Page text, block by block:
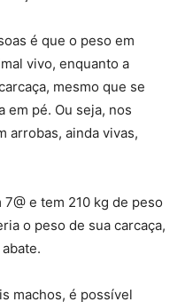
é que o peso em
vivo, enquanto a
mesmo que se
em pé. Ou seja, nos
arrobas, ainda vivas,
e tem 210 kg de peso
o peso de sua carcaça,
machos, é possível